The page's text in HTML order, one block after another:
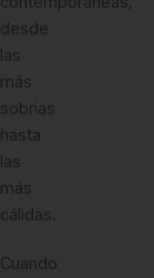
desde
las
más
sobrias
hasta
las
más
cálidas.
Cuando